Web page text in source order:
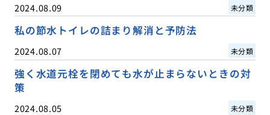
2024.08.09 未分類
私の節水トイレの詰まり解消と予防法
2024.08.07 未分類
強く水道元栓を閉めても水が止まらないときの対
策
2024.08.05 未分類